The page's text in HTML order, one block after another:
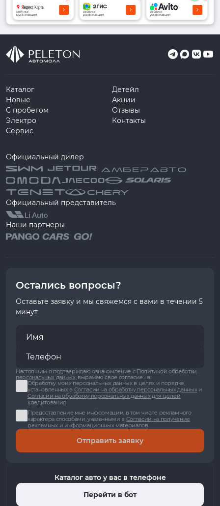
рейтинг
организации
рейтинг
организации
рейтинг
организации
Каталог
Новые
С пробегом
Электро
Сервис
Детейл
Акции
Отзывы
Контакты
Официальный дилер
Официальный представитель
Наши партнеры
Остались вопросы?
Оставьте заявку и мы свяжемся с вами в течении 5
минут
Настоящим я подтверждаю ознакомление с Политикой обработки
персональных данных, выражаю свое согласие на:
Обработку моих персональных данных в целях и порядке,
установленных в Согласии на обработку персональных данныхи
Согласии на обработку персональных данных для целей
кредитования
Предоставление мне информации, в том числе рекламного
характера способами, указанными в Согласии на получение
рекламных и информационных материалов
Отправить заявку
Каталог авто у вас в телефоне
Перейти в бот